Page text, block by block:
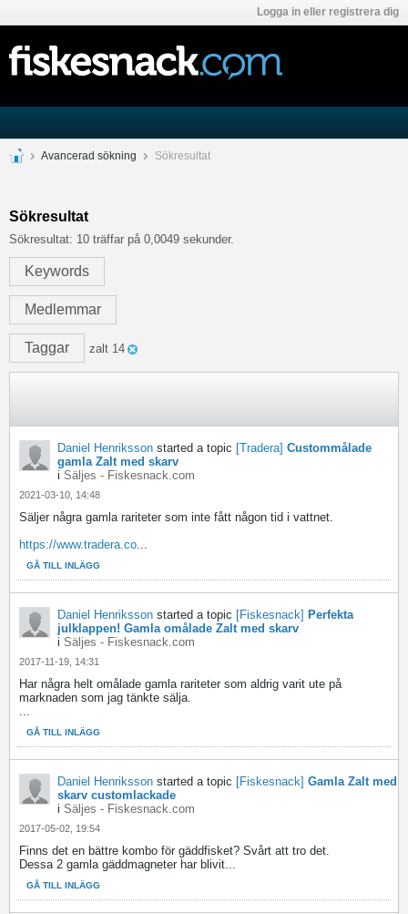
Logga in eller registrera dig
Avancerad sökning Sökresultat
Sökresultat
Sökresultat: 10 träffar på 0,0049 sekunder.
Keywords
Medlemmar
Taggar zalt 14
Daniel Henriksson started a topic [Tradera] Custommålade
gamla Zalt med skarv
i Säljes - Fiskesnack.com
2021-03-10, 14:48
Säljer några gamla rariteter som inte fått någon tid i vattnet.
https://www.tradera.co...
GÅ TILL INLÄGG
Daniel Henriksson started a topic [Fiskesnack] Perfekta
julklappen! Gamla omålade Zalt med skarv
i Säljes - Fiskesnack.com
2017-11-19, 14:31
Har några helt omålade gamla rariteter som aldrig varit ute på
marknaden som jag tänkte sälja.
...
GÅ TILL INLÄGG
Daniel Henriksson started a topic [Fiskesnack] Gamla Zalt med
skarv customlackade
i Säljes - Fiskesnack.com
2017-05-02, 19:54
Finns det en bättre kombo för gäddfisket? Svårt att tro det.
Dessa 2 gamla gäddmagneter har blivit...
GÅ TILL INLÄGG